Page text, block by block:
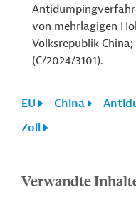
von mehrlagigen
Volksrepublik
(C/2024/3101).
EU China
Zoll
Verwandte